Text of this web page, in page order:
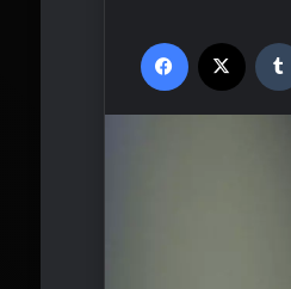
Facebook